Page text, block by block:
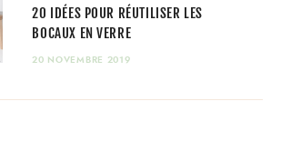
20 IDÉES POUR RÉUTILISER LES
BOCAUX EN VERRE
20 NOVEMBRE 2019